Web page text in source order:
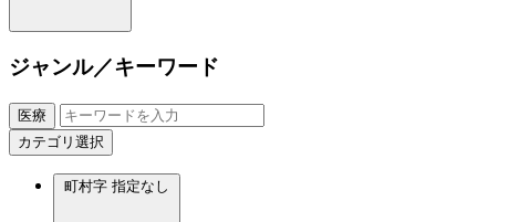
ジャンル／キーワード
医療
カテゴリ選択
町村字 指定なし